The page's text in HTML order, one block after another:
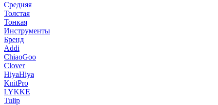
Средняя
Толстая
Тонкая
Инструменты
Бренд
Addi
ChiaoGoo
Clover
HiyaHiya
KnitPro
LYKKE
Tulip